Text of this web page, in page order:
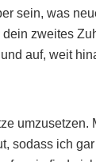
sein, was
zweites
auf, weit
umzusetzen.
ich